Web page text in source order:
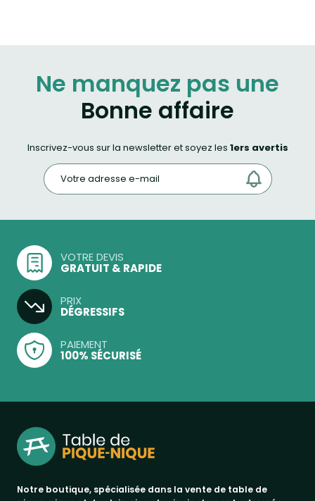
Ne manquez pas une
Bonne affaire
Inscrivez-vous sur la newsletter et soyez les 1ers avertis
VOTRE DEVIS
GRATUIT & RAPIDE
PRIX
DÉGRESSIFS
PAIEMENT
100% SÉCURISÉ
Notre boutique, spécialisée dans la vente de table de